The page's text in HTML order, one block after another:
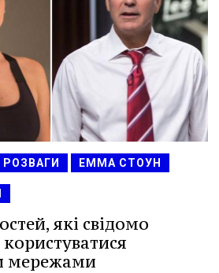
ЕММА СТОУН
які свідомо
мережами